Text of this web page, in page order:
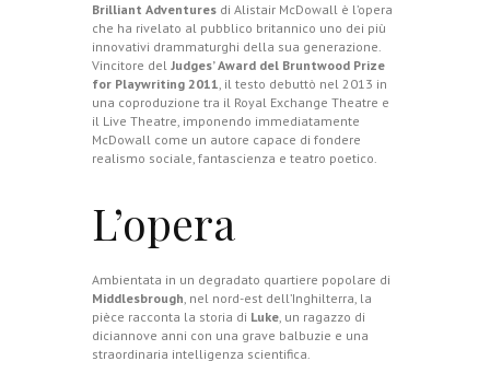
Brilliant Adventures di Alistair McDowall è l’opera
che ha rivelato al pubblico britannico uno dei più
innovativi drammaturghi della sua generazione.
Vincitore del Judges’ Award del Bruntwood Prize
for Playwriting 2011, il testo debuttò nel 2013 in
una coproduzione tra il Royal Exchange Theatre e
il Live Theatre, imponendo immediatamente
McDowall come un autore capace di fondere
realismo sociale, fantascienza e teatro poetico.
L’opera
Ambientata in un degradato quartiere popolare di
Middlesbrough , nel nord-est dell’Inghilterra, la
pièce racconta la storia di Luke , un ragazzo di
diciannove anni con una grave balbuzie e una
straordinaria intelligenza scientifica.